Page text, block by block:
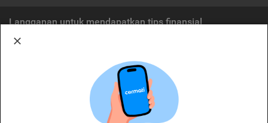
Langganan untuk mendapatkan tips finansial
Cermati merupakan penyelenggara agregasi jasa keuangan yang terdaftar di
OJK. Oleh karena itu, produk dan/atau layanan jasa keuangan yang
ditawarkan bukan merupakan produk dan/atau layanan jasa keuangan yang
diterbitkan oleh Cermati dan Cermati tidak bertanggung jawab atas tuntutan